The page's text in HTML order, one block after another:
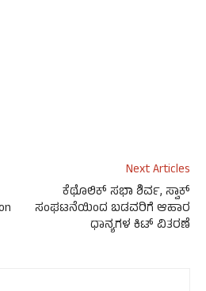
Next Articles
ಕೆಥೊಲಿಕ್ ಸಭಾ ಶಿರ್ವ, ಸ್ವಾಕ್
ಸಂಘಟನೆಯಿಂದ ಬಡವರಿಗೆ ಆಹಾರ
ಧಾನ್ಯಗಳ ಕಿಟ್ ವಿತರಣೆ